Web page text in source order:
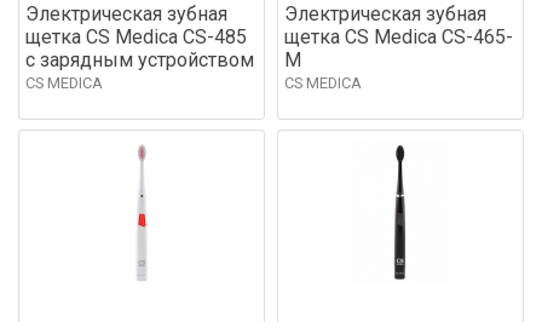
Электрическая зубная
щетка CS Medica CS-485
с зарядным устройством
CS MEDICA
Электрическая зубная
щетка CS Medica CS-465-
M
CS MEDICA